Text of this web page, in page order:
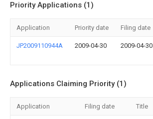
Priority Applications (1)
Application Priority date Filing date
JP2009110944A 2009-04-30 2009-04-30
Applications Claiming Priority (1)
Application Filing date Title